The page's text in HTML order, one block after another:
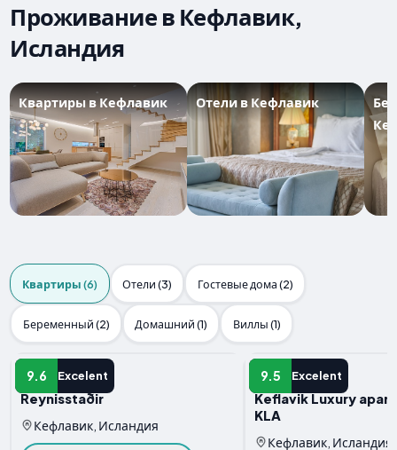
Проживание в Кефлавик,
Исландия
Квартиры в Кефлавик Отели в Кефлавик
Квартиры (6) Отели (3) Гостевые дома (2)
Беременный (2) Домашний (1) Виллы (1)
9.6 Excelent
Квартира
Reynisstaðir
Кефлавик, Исландия
9.5 Excelent
Квартира
Keflavik Luxury
KLA
Кефлавик, Исландия